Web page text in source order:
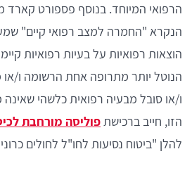
הרפואי המיוחד. בנוסף פספורט קארד
הנקרא "החמרה למצב רפואי קיים"
הוצאות רפואיות על בעיות רפואיות
הנוטל יותר מתרופה אחת הרשומה ו/
ו/או סובל מבעיה רפואית כלשהי שאינה
הזו, חייב ברכישתפוליסה מורחבת
להלן "ביטוח נסיעות לחו"ל לחולים